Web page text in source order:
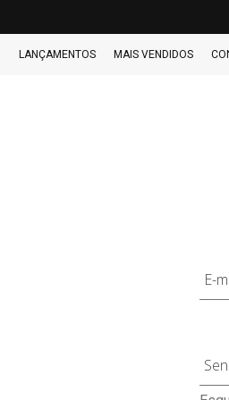
LANÇAMENTOS MAIS VENDIDOS